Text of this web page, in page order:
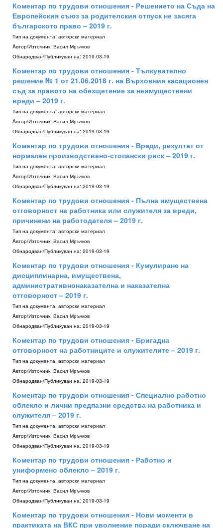
Коментар по трудови отношения - Решението на Съда на
Европейския съюз за родителския отпуск не засяга
българското право – 2019 г.
Тип на документа: авторски материал
Aвтор/Източник: Васил Мръчков
Обнародван/Публикуван на: 2019-03-19
Коментар по трудови отношения - Тълкувателно
решение № 1 от 21.06.2018 г. на Върховния касационен
съд за правото на обезщетение за неимуществени
вреди – 2019 г.
Тип на документа: авторски материал
Aвтор/Източник: Васил Мръчков
Обнародван/Публикуван на: 2019-03-19
Коментар по трудови отношения - Вреди, резултат от
нормален производствено-стопански риск – 2019 г.
Тип на документа: авторски материал
Aвтор/Източник: Васил Мръчков
Обнародван/Публикуван на: 2019-03-19
Коментар по трудови отношения - Пълна имуществена
отговорност на работника или служителя за вреди,
причинени на работодателя – 2019 г.
Тип на документа: авторски материал
Aвтор/Източник: Васил Мръчков
Обнародван/Публикуван на: 2019-03-19
Коментар по трудови отношения - Кумулиране на
дисциплинарна, имуществена,
административнонаказателна и наказателна
отговорност – 2019 г.
Тип на документа: авторски материал
Aвтор/Източник: Васил Мръчков
Обнародван/Публикуван на: 2019-03-19
Коментар по трудови отношения - Бригадна
отговорност на работниците и служителите – 2019 г.
Тип на документа: авторски материал
Aвтор/Източник: Васил Мръчков
Обнародван/Публикуван на: 2019-03-19
Коментар по трудови отношения - Специално работно
облекло и лични предпазни средства на работника и
служителя – 2019 г.
Тип на документа: авторски материал
Aвтор/Източник: Васил Мръчков
Обнародван/Публикуван на: 2019-03-19
Коментар по трудови отношения - Работно и
униформено облекло – 2019 г.
Тип на документа: авторски материал
Aвтор/Източник: Васил Мръчков
Обнародван/Публикуван на: 2019-03-19
Коментар по трудови отношения - Нови моменти в
практиката на ВКС при уволнение поради сключване на